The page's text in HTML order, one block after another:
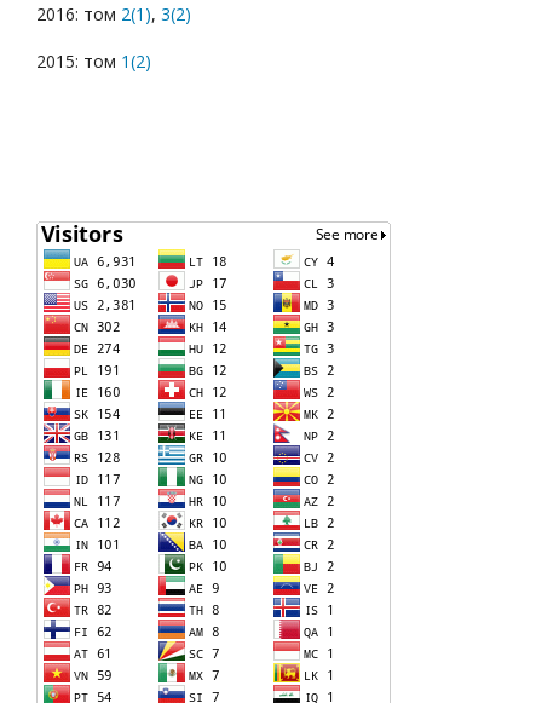
2016: том 2(1), 3(2)
2015: том 1(2)